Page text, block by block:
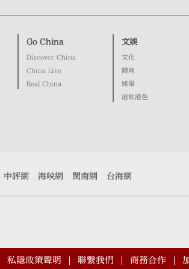
Go China
Discover China
China Live
Real China
文娛
文化
體育
娛樂
港飲港色
中評網 海峽網 閩南網 台海網
私隱政策聲明 聯繫我們 商務合作